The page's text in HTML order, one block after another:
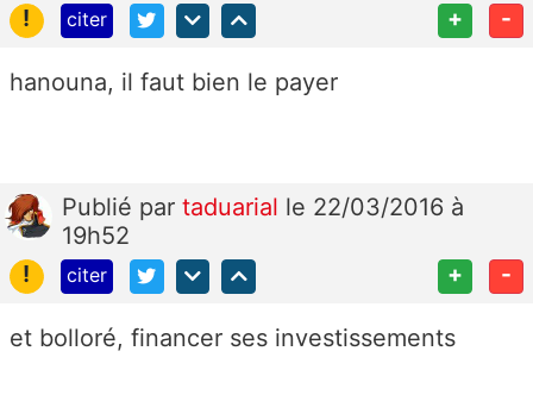
! citer + -
hanouna, il faut bien le payer
Publié par taduarial le 22/03/2016 à
19h52
!
citer + -
et bolloré, financer ses investissements